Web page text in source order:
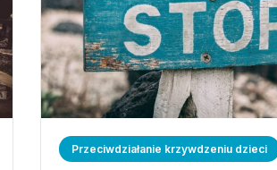
Przeciwdziałanie krzywdzeniu dzieci